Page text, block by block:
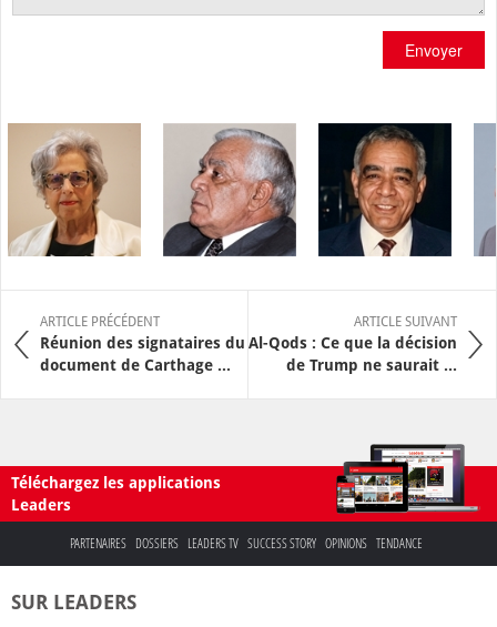
Envoyer
ARTICLE PRÉCÉDENT
Réunion des signataires du
document de Carthage ...
ARTICLE SUIVANT
Al-Qods : Ce que la décision
de Trump ne saurait ...
Téléchargez les applications
Leaders
PARTENAIRES DOSSIERS LEADERS TV SUCCESS STORY OPINIONS TENDANCE
SUR LEADERS